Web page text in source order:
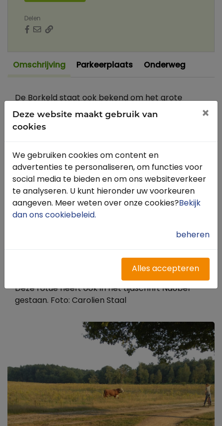
Delen
Omschrijving Parkeerplaats Onderweg
De Borkeld staat ook bekend om het grote
jeneverbes struweel van wel enkele hectares
groot. Deze route voert je door een bosrijk
aan de Borkeldweg waar de PaardenWelkom
accommodatie B&B het Kokhoes aan ligt. De
paden variëren van brede zandpaden tot
smallere kronkelpaadjes, waar je als menner een
weg omheen kunt zoeken. Onderweg kom je
maar twee hekken tegen, die vanaf het paard te
openen zijn. Er is geen verkeer, er zijn geen
knooppuntroute van ruiternetwerk van Twente,
een kaartje van de omgeving is wel aan te raden.
Deze rotue heeft ook in het tijdschrift Naober
gestaan. Foto: Carolien Staal
Deze website maakt gebruik van
cookies
×
We gebruiken cookies om content en
advertenties te personaliseren, om functies voor
social media te bieden en om ons websiteverkeer
te analyseren. U kunt hieronder uw voorkeuren
aangeven. Meer weten over onze cookies? Bekijk
dan ons cookiebeleid.
beheren
Alles accepteren